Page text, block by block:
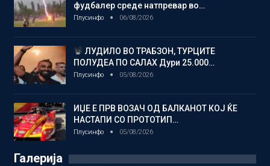
фудбалер среде натпревар во…
Плусинфо 06/08/2026
ЛУДИЛО ВО ТРАБЗОН, ТУРЦИТЕ
ПОЛУДЕА ПО САЛАХ Дури 25.000…
Плусинфо 05/08/2026
ИЏЕ Е ПРВ ВОЗАЧ ОД БАЛКАНОТ КОЈ ЌЕ
НАСТАПИ СО ПРОТОТИП…
Плусинфо 05/08/2026
Галерија